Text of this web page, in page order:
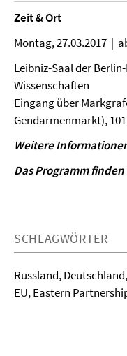
Zeit & Ort
Montag, 27.03.2017 |
Leibniz-Saal der
Wissenschaften
Eingang über
Gendarmenmarkt),
Weitere
Das Programm finden
SCHLAGWÖRTER
Russland,
EU, Eastern